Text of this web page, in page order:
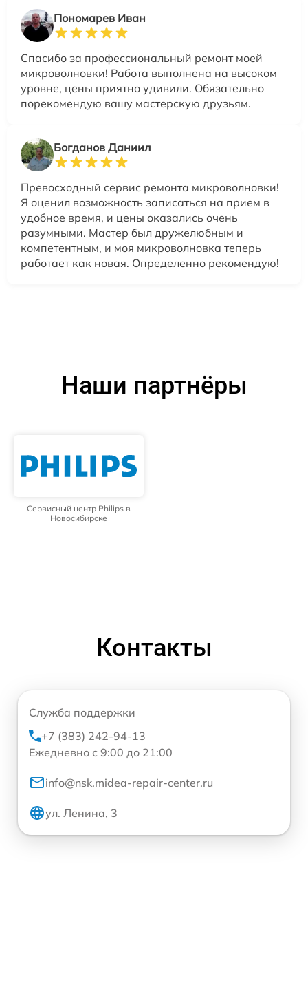
Пономарев Иван
Спасибо за профессиональный ремонт моей
микроволновки! Работа выполнена на высоком
уровне, цены приятно удивили. Обязательно
порекомендую вашу мастерскую друзьям.
Богданов Даниил
Превосходный сервис ремонта микроволновки!
Я оценил возможность записаться на прием в
удобное время, и цены оказались очень
разумными. Мастер был дружелюбным и
компетентным, и моя микроволновка теперь
работает как новая. Определенно рекомендую!
Наши партнёры
Сервисный центр Philips в
Новосибирске
Контакты
Служба поддержки
+7 (383) 242-94-13
Ежедневно с 9:00 до 21:00
info@nsk.midea-repair-center.ru
ул. Ленина, 3